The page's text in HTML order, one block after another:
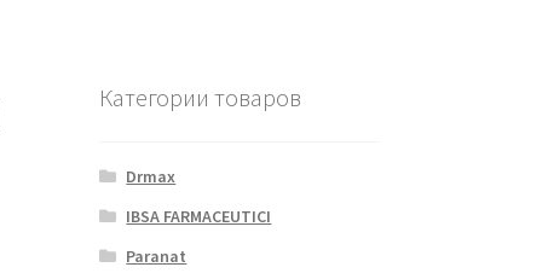
Категории товаров
Drmax
IBSA FARMACEUTICI
Paranat